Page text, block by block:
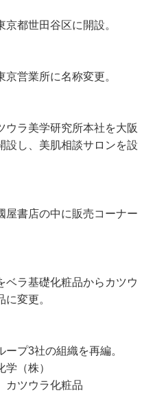
京都世田谷区に開設。
京営業所に名称変更。
ウラ美学研究所本社を大阪
設し、美肌相談サロンを設
屋書店の中に販売コーナー
ベラ基礎化粧品からカツウ
に変更。
ープ3社の組織を再編。
（株）
カツウラ化粧品